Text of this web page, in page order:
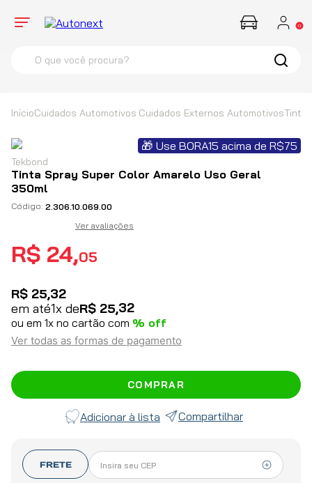
0
4º Compressor
Cuidados Automotivos Cuidados Externos AutomotivosTintas
🎁 Use BORA15 acima de R$75
Tekbond
Tinta Spray Super Color Amarelo Uso Geral
350ml
2.306.10.069.00
Ver avaliações
R$ 24,05
R$ 25,32
em até1x deR$ 25,32
ou em 1x no cartão com % off
Ver todas as formas de pagamento
COMPRAR
Compartilhar
FRETE